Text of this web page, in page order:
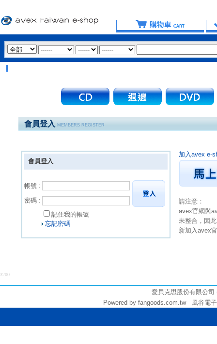
會員登入MEMBERS REGISTER
會員登入
帳號 :
密碼 :
記住我的帳號
忘記密碼
加入avex e-
請注意：
avex官網與
未整合，因
新加入avex
3200
愛貝克思股份有限公
Powered by fangoods.com.tw 風谷電子商